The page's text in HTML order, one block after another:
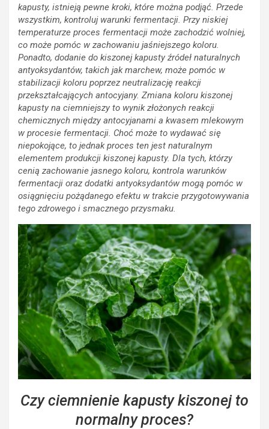
kapusty, istnieją pewne kroki, które można podjąć. Przede
wszystkim, kontroluj warunki fermentacji. Przy niskiej
temperaturze proces fermentacji może zachodzić wolniej,
co może pomóc w zachowaniu jaśniejszego koloru.
Ponadto, dodanie do kiszonej kapusty źródeł naturalnych
antyoksydantów, takich jak marchew, może pomóc w
stabilizacji koloru poprzez neutralizację reakcji
przekształcających antocyjany. Zmiana koloru kiszonej
kapusty na ciemniejszy to wynik złożonych reakcji
chemicznych między antocyjanami a kwasem mlekowym
w procesie fermentacji. Choć może to wydawać się
niepokojące, to jednak proces ten jest naturalnym
elementem produkcji kiszonej kapusty. Dla tych, którzy
cenią zachowanie jasnego koloru, kontrola warunków
fermentacji oraz dodatki antyoksydantów mogą pomóc w
osiągnięciu pożądanego efektu w trakcie przygotowywania
tego zdrowego i smacznego przysmaku.
Czy ciemnienie kapusty kiszonej to
normalny proces?